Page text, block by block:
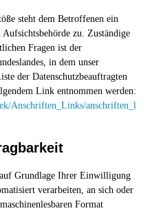
steht dem Betroffenen ein
zu. Zuständige
Fragen ist der
in dem unser
der Datenschutzbeauftragten
Link entnommen werden:
Anschriften_Links/anschriften_l
Grundlage Ihrer Einwilligung
verarbeiten, an sich oder
Format